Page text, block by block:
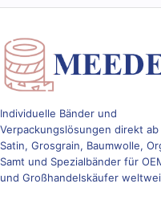
Individuelle Bänder und
Verpackungslösungen direkt ab
Satin, Grosgrain, Baumwolle,
Samt und Spezialbänder für
und Großhandelskäufer